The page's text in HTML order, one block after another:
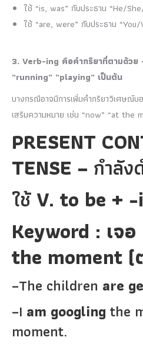
ใช้ “is, was” กับประธาน “He/
ใช้ “are, were” กับประธาน
3. Verb-ing คือคำกริยาที่ตามด้วย
“running” “playing” เป็นต้น
บางกรณีอาจมีการเพิ่มคำกริยาวิเศษณ์
เสริมความหมาย เช่น “now” “at the
PRESENT
TENSE – กำลัง
ใช้V. to be +
Keyword : เจ
the moment (
–The children are
–I am googling the
moment.